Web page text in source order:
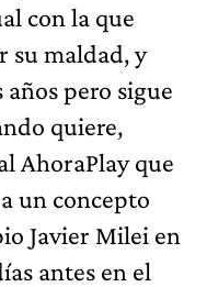
con la que
su maldad, y
pero sigue
quiere,
AhoraPlay que
un concepto
Javier Milei en
antes en el